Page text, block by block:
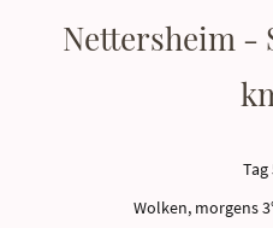
Nettersheim -
Tag
Wolken, morgens